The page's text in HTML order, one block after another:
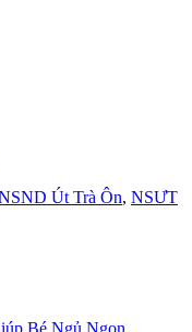
Út Trà Ôn, NSƯT
Bé Ngủ Ngon